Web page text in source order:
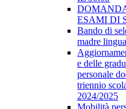
ESAMI DI
Bando di
madre
e delle
personale
triennio
2024/2025